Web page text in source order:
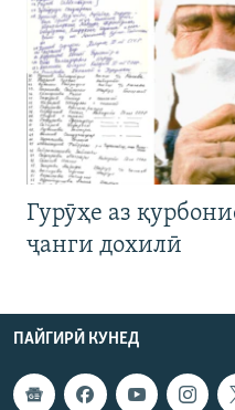
Гурӯҳе аз
ҷанги дохилӣ
ПАЙГИРӢ КУНЕД